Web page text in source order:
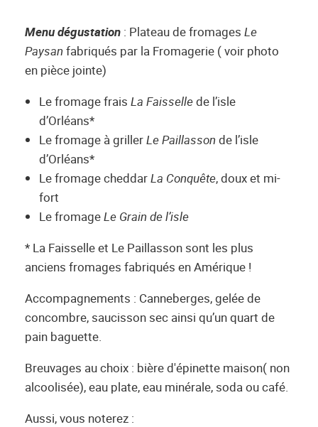
Menu dégustation : Plateau de fromages Le
Paysanfabriqués par la Fromagerie ( voir photo
en pièce jointe)
Le fromage frais La Faissellede l’isle
d’Orléans*
Le fromage à grillerLe Paillassonde l’isle
d’Orléans*
Le fromage cheddarLa Conquête, doux et mi-
fort
Le fromageLe Grain de l’isle
* La Faisselle et Le Paillasson sont les plus
anciens fromages fabriqués en Amérique !
Accompagnements : Canneberges, gelée de
concombre, saucisson sec ainsi qu’un quart de
pain baguette.
Breuvages au choix : bière d'épinette maison( non
alcoolisée), eau plate, eau minérale, soda ou café.
Aussi, vous noterez :